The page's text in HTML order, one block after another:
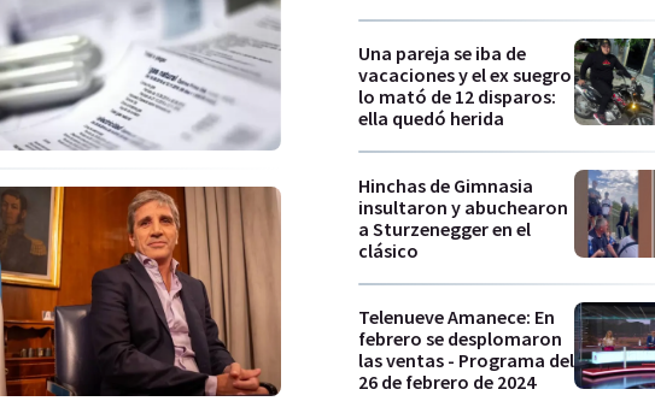
Una pareja se iba de
vacaciones y el ex suegro
lo mató de 12 disparos:
ella quedó herida
Hinchas de Gimnasia
insultaron y abuchearon
a Sturzenegger en el
clásico
Telenueve Amanece: En
febrero se desplomaron
las ventas - Programa del
26 de febrero de 2024